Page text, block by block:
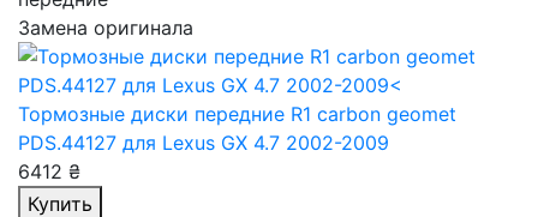
Замена оригинала
Тормозные диски передние R1 carbon geomet
PDS.44127 для Lexus GX 4.7 2002-2009
6412 ₴
Купить